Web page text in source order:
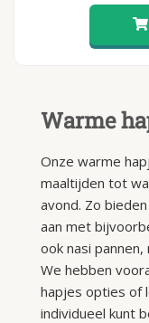
Warme
Onze warme
maaltijden tot
avond. Zo
aan met
ook nasi
We hebben
hapjes opties of
individueel kunt